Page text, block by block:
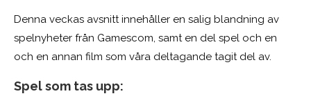
Denna veckas avsnitt innehåller en salig blandning av
spelnyheter från Gamescom, samt en del spel och en
och en annan film som våra deltagande tagit del av.
Spel som tas upp: